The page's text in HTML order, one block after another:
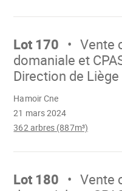
Aller
Lot 170
Vente
domaniale et
Direction de Liège
21 mars 2024
Hamoir Cne
362 arbres (887m³)
Aller
Lot 180
Vente